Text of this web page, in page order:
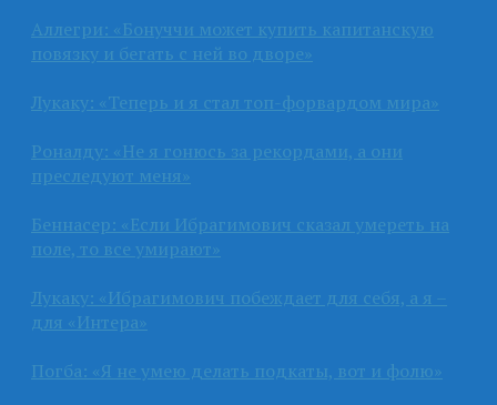
Аллегри: «Бонуччи может купить капитанскую
повязку и бегать с ней во дворе»
Лукаку: «Теперь и я стал топ-форвардом мира»
Роналду: «Не я гонюсь за рекордами, а они
преследуют меня»
Беннасер: «Если Ибрагимович сказал умереть на
поле, то все умирают»
Лукаку: «Ибрагимович побеждает для себя, а я –
для «Интера»
Погба: «Я не умею делать подкаты, вот и фолю»